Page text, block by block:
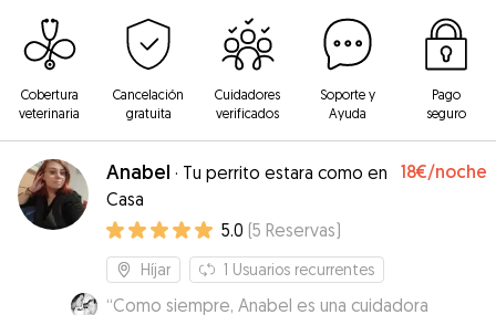
Cobertura
veterinaria
Cancelación
gratuita
Cuidadores
verificados
Soporte y
Ayuda
Pago
seguro
Anabel · Tu perrito estara como en
Casa
18€/noche
5.0 (5 Reservas)
Híjar 1 Usuarios recurrentes
“Como siempre, Anabel es una cuidadora